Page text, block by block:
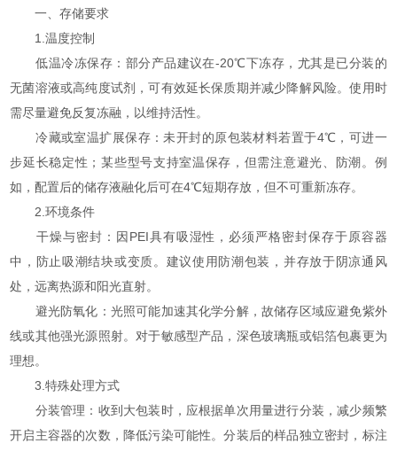
一、存储要求
1.温度控制
低温冷冻保存：部分产品建议在-20℃下冻存，尤其是已分装的
无菌溶液或高纯度试剂，可有效延长保质期并减少降解风险。使用时
需尽量避免反复冻融，以维持活性。
冷藏或室温扩展保存：未开封的原包装材料若置于4℃，可进一
步延长稳定性；某些型号支持室温保存，但需注意避光、防潮。例
如，配置后的储存液融化后可在4℃短期存放，但不可重新冻存。
2.环境条件
干燥与密封：因PEI具有吸湿性，必须严格密封保存于原容器
中，防止吸潮结块或变质。建议使用防潮包装，并存放于阴凉通风
处，远离热源和阳光直射。
避光防氧化：光照可能加速其化学分解，故储存区域应避免紫外
线或其他强光源照射。对于敏感型产品，深色玻璃瓶或铝箔包裹更为
理想。
3.特殊处理方式
分装管理：收到大包装时，应根据单次用量进行分装，减少频繁
开启主容器的次数，降低污染可能性。分装后的样品独立密封，标注